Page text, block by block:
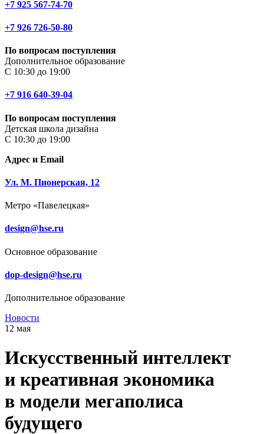
+7 925 567-74-70
+7 926 726-50-80
По вопросам поступления
Дополнительное образование
С 10:30 до 19:00
+7 916 640-39-04
По вопросам поступления
Детская школа дизайна
С 10:30 до 19:00
Адрес и Email
Ул. М. Пионерская, 12
Метро «Павелецкая»
design@hse.ru
Основное образование
dop-design@hse.ru
Дополнительное образование
Новости
12 мая
Искусственный интеллект
и креативная экономика
в модели мегаполиса
будущего